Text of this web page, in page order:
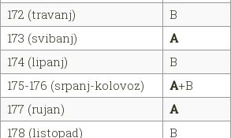
172 (travanj)
B
173 (svibanj)
A
174 (lipanj)
B
175-176 (srpanj-kolovoz)
A+B
177 (rujan)
A
178 (listopad)
B